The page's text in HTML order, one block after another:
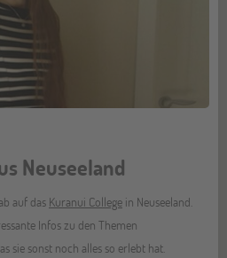
Neuseeland
auf das Kuranui College in Neuseeland.
Infos zu den Themen
sie sonst noch alles so erlebt hat.